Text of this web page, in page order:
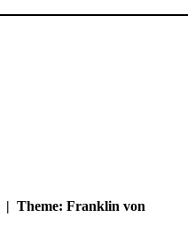
| Theme: Franklin von